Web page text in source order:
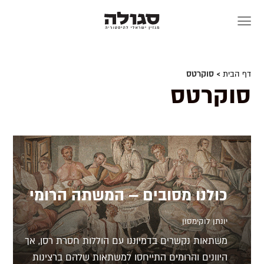
דף הבית > סוקרטס
סוקרטס
כולנו מסובים – המשתה הרומי
יונתן לוקימסון
משתאות נקשרים בדמיוננו עם הוללות חסרת רסן, אך
היוונים והרומים התייחסו למשתאות שלהם ברצינות